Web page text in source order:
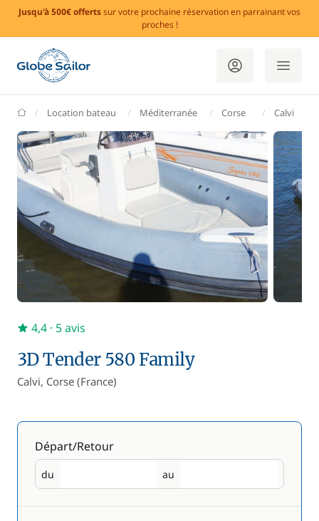
Jusqu'à 500€ offertssur votre prochaine réservation en parrainant vos
proches !
GlobeSailor
Location bateau Méditerranée Corse Calvi
3D Tender 580 Family
Calvi, Corse (France)
4,4 · 5 avis
Départ/Retour
du
Départ au
Retour